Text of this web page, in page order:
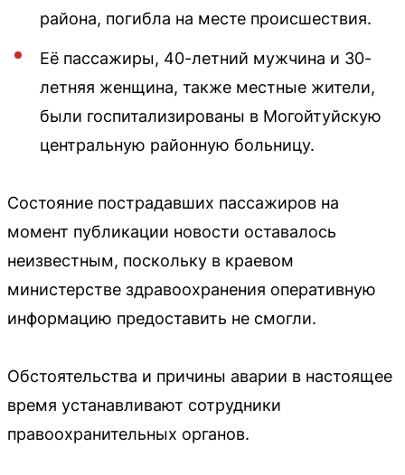
района, погибла на месте происшествия.
Её пассажиры, 40-летний мужчина и 30-
летняя женщина, также местные жители,
были госпитализированы в Могойтуйскую
центральную районную больницу.
Состояние пострадавших пассажиров на
момент публикации новости оставалось
неизвестным, поскольку в краевом
министерстве здравоохранения оперативную
информацию предоставить не смогли.
Обстоятельства и причины аварии в настоящее
время устанавливают сотрудники
правоохранительных органов.